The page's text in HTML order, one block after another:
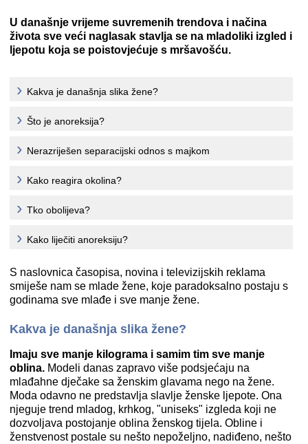
U današnje vrijeme suvremenih trendova i načina
života sve veći naglasak stavlja se na mladoliki izgled i
ljepotu koja se poistovjećuje s mršavošću.
Kakva je današnja slika žene?
Što je anoreksija?
Nerazriješen separacijski odnos s majkom
Kako reagira okolina?
Tko obolijeva?
Kako liječiti anoreksiju?
S naslovnica časopisa, novina i televizijskih reklama
smiješe nam se mlade žene, koje paradoksalno postaju s
godinama sve mlađe i sve manje žene.
Kakva je današnja slika žene?
Imaju sve manje kilograma i samim tim sve manje
oblina. Modeli danas zapravo više podsjećaju na
mlađahne dječake sa ženskim glavama nego na žene.
Moda odavno ne predstavlja slavlje ženske ljepote. Ona
njeguje trend mladog, krhkog, "uniseks" izgleda koji ne
dozvoljava postojanje oblina ženskog tijela. Obline i
ženstvenost postale su nešto nepoželjno, nadiđeno, nešto